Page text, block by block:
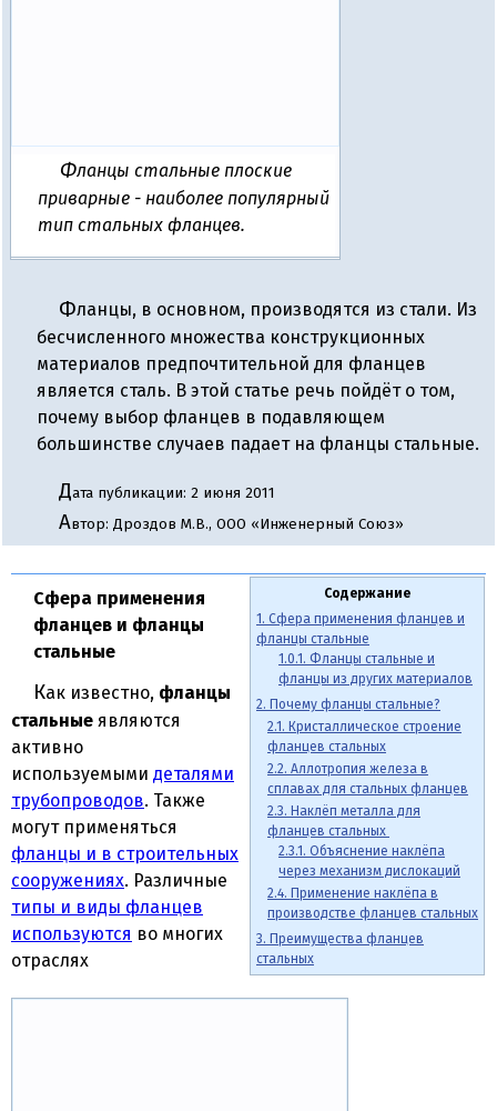
Фланцы стальные плоские
приварные - наиболее популярный
тип стальных фланцев.
Фланцы, в основном, производятся из стали. Из
бесчисленного множества конструкционных
материалов предпочтительной для фланцев
является сталь. В этой статье речь пойдёт о том,
почему выбор фланцев в подавляющем
большинстве случаев падает на фланцы стальные.
Дата публикации: 2 июня 2011
Автор: Дроздов М.В., ООО «Инженерный Союз»
Содержание
1. Сфера применения фланцев и
фланцы стальные
1.0.1. Фланцы стальные и
фланцы из других материалов
2. Почему фланцы стальные?
2.1. Кристаллическое строение
фланцев стальных
2.2. Аллотропия железа в
сплавах для стальных фланцев
2.3. Наклёп металла для
фланцев стальных
2.3.1. Объяснение наклёпа
через механизм дислокаций
2.4. Применение наклёпа в
производстве фланцев стальных
3. Преимущества фланцев
стальных
Сфера применения
фланцев и фланцы
стальные
Как известно, фланцы
стальные являются
активно
используемыми деталями
трубопроводов. Также
могут применяться
фланцы и в строительных
сооружениях. Различные
типы и виды фланцев
используются во многих
отраслях